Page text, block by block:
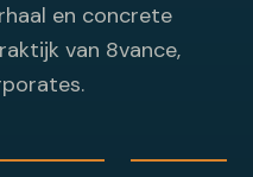
en concrete
van 8vance,